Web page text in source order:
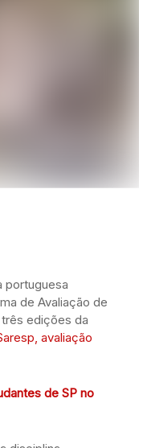
portuguesa
de Avaliação de
edições da
avaliação
de SP no